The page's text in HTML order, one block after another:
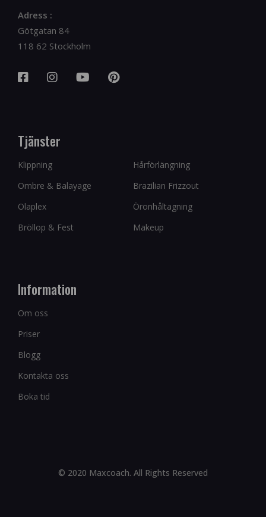
Adress :
Götgatan 84
118 62 Stockholm
Tjänster
Klippning
Hårförlängning
Ombre & Balayage
Brazilian Frizzout
Olaplex
Öronhåltagning
Bröllop & Fest
Makeup
Information
Om oss
Priser
Blogg
Kontakta oss
Boka tid
© 2020 Maxcoach. All Rights Reserved